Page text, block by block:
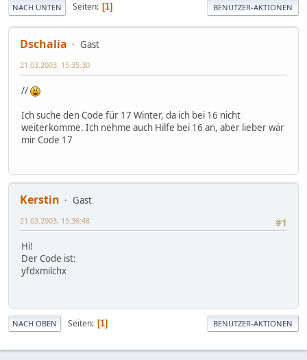
NACH UNTEN Seiten 1 BENUTZER-AKTIONEN
Dschalia Gast
21.03.2003, 15:35:30
//
Ich suche den Code für 17 Winter, da ich bei 16 nicht
weiterkomme. Ich nehme auch Hilfe bei 16 an, aber lieber wär
mir Code 17
Kerstin
Gast
#1
21.03.2003, 15:36:48
Hi!
Der Code ist:
yfdxmilchx
NACH OBEN Seiten 1 BENUTZER-AKTIONEN